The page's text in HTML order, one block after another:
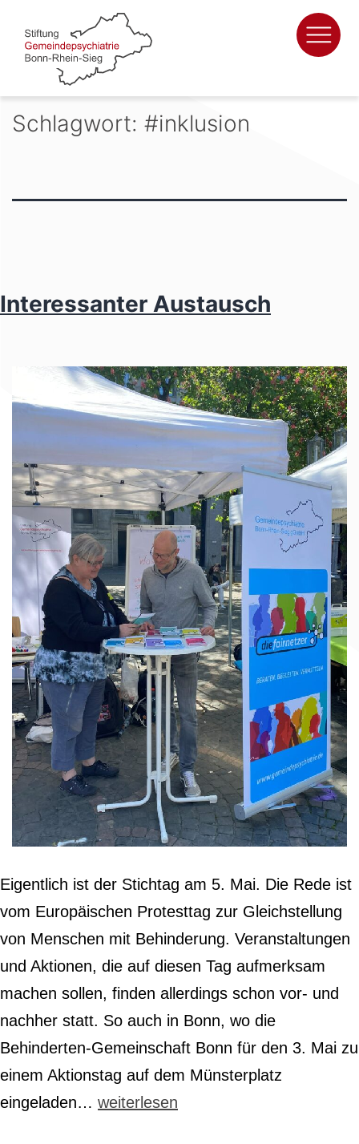
Inhalt
springen
Schlagwort: #inklusion
Interessanter Austausch
Eigentlich ist der Stichtag am 5. Mai. Die Rede ist
vom Europäischen Protesttag zur Gleichstellung
von Menschen mit Behinderung. Veranstaltungen
und Aktionen, die auf diesen Tag aufmerksam
machen sollen, finden allerdings schon vor- und
nachher statt. So auch in Bonn, wo die
Behinderten-Gemeinschaft Bonn für den 3. Mai zu
einem Aktionstag auf dem Münsterplatz
eingeladen… Interessanter
weiterlesen